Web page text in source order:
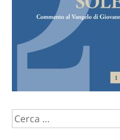
Ricerca
per: